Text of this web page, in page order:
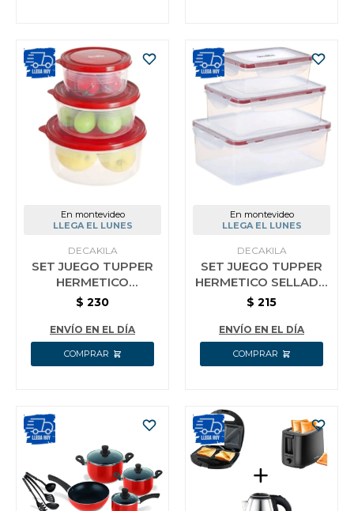
En montevideo
LLEGA EL LUNES
DECAKILA
SET JUEGO TUPPER
HERMETICO
REDONDO DECAKILA
$ 230
ENVÍO EN EL DÍA
En montevideo
LLEGA EL LUNES
DECAKILA
SET JUEGO TUPPER
HERMETICO SELLADO
FUERTE DECAKILA 3
$ 215
ENVÍO EN EL DÍA